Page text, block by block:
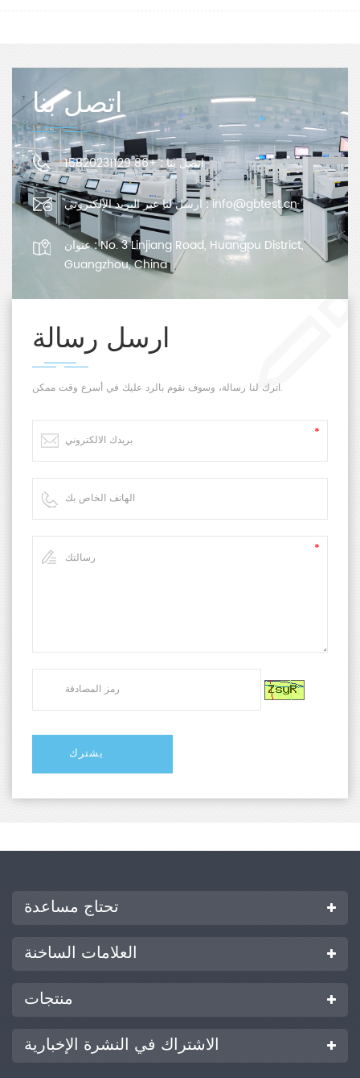
اتصل بنا
اتصل بنا :+86 15820231129
ارسل لنا عبر البريد الإلكتروني :info@gbtest.cn
عنوان :No. 3 Linjiang Road, Huangpu District,
Guangzhou, China
ارسل رسالة
اترك لنا رسالة، وسوف نقوم بالرد عليك في أسرع وقت ممكن.
تحتاج مساعدة
العلامات الساخنة
منتجات
الاشتراك في النشرة الإخبارية